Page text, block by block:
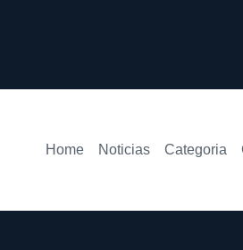
Home Noticias Categoria